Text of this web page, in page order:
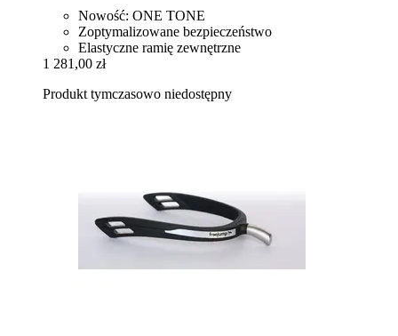
Nowość: ONE TONE
Zoptymalizowane bezpieczeństwo
Elastyczne ramię zewnętrzne
1 281,00 zł
Produkt tymczasowo niedostępny